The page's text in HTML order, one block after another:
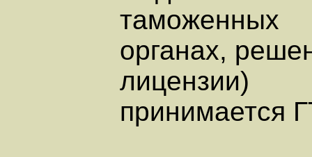
таможенных
органах,
лицензии)
принимается